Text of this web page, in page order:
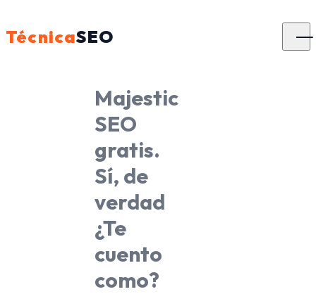
TécnicaSEO
Majestic
SEO
gratis.
Sí, de
verdad
¿Te
cuento
como?